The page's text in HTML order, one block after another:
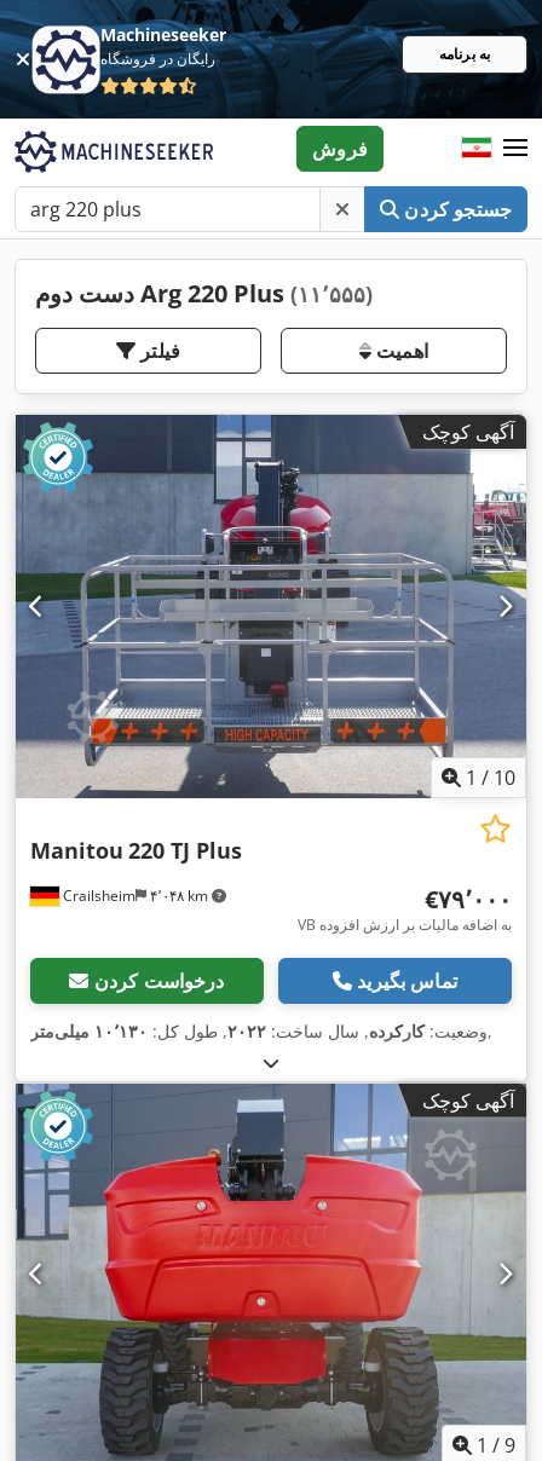
Machineseeker
رایگان در فروشگاه به برنامه
جستجو کردن
فروش
دست دوم Arg 220 Plus (۱۱٬۵۵۵)
فیلتر اهمیت
آگهی کوچک
1 / 10
Crailsheim ۴٬۰۴۸ km
Manitou 220 TJ Plus
‎€۷۹٬۰۰۰
VB به اضافه مالیات بر ارزش افزوده
درخواست کردن تماس بگیرید
وضعیت:کارکرده, سال ساخت: ۲۰۲۲, طول کل: ۱۰٬۱۳۰ میلی‌متر ,
آگهی کوچک
1 /9